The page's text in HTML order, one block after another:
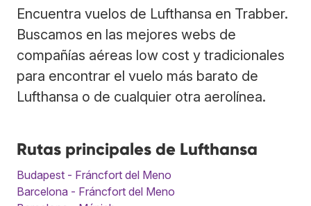
Encuentra vuelos de Lufthansa en Trabber.
Buscamos en las mejores webs de
compañías aéreas low cost y tradicionales
para encontrar el vuelo más barato de
Lufthansa o de cualquier otra aerolínea.
Rutas principales de Lufthansa
Budapest - Fráncfort del Meno
Barcelona - Fráncfort del Meno